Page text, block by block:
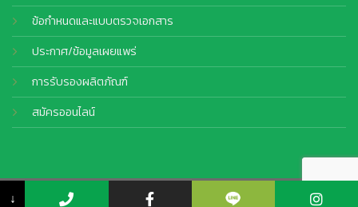
ข้อกำหนดและแบบตรวจเอกสาร
ประกาศ/ข้อมูลเผยแพร่
การรับรองผลิตภัณฑ์
สมัครออนไลน์
© Copyright 2026 TEI. All Rights Reserved by CJ Soft Co., Ltd.
↓